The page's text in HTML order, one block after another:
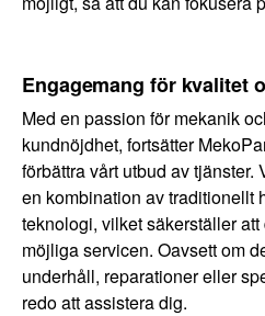
Engagemang för kvalitet
Med en passion för mekanik
kundnöjdhet, fortsätter
förbättra vårt utbud av tjänster.
en kombination av traditionellt
teknologi, vilket säkerställer
möjliga servicen. Oavsett om
underhåll, reparationer eller
redo att assistera dig.